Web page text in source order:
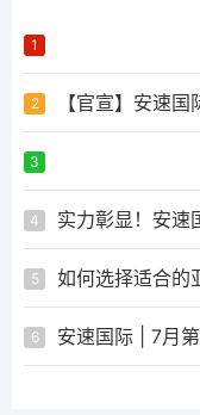
1
2 【官宣】安速
3
4 实力彰显！安速
5 如何选择适合的
6 安速国际 | 7月